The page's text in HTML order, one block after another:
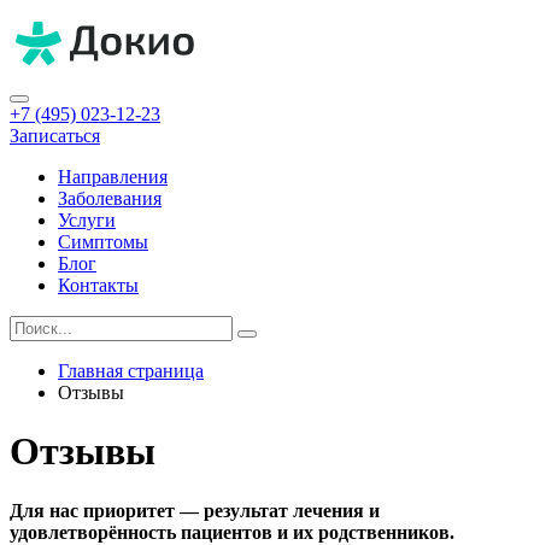
+7 (495) 023-12-23
Записаться
Направления
Заболевания
Услуги
Симптомы
Блог
Контакты
Главная страница
Отзывы
Отзывы
Для нас приоритет — результат лечения и
удовлетворённость пациентов и их родственников.